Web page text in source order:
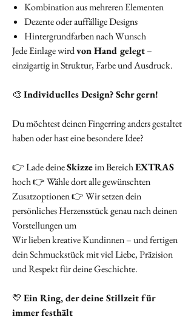
Kombination aus mehreren Elementen
Dezente oder auffällige Designs
Hintergrundfarben nach Wunsch
Jede Einlage wirdvon Hand gelegt–
einzigartig in Struktur, Farbe und Ausdruck.
🎨 Individuelles Design? Sehr gern!
Du möchtest deinen Fingerring anders gestaltet
haben oder hast eine besondere Idee?
👉 Lade deineSkizzeim BereichEXTRAS
hoch 👉 Wähle dort alle gewünschten
Zusatzoptionen 👉 Wir setzen dein
persönliches Herzensstück genau nach deinen
Vorstellungen um
Wir lieben kreative Kundinnen – und fertigen
dein Schmuckstück mit viel Liebe, Präzision
und Respekt für deine Geschichte.
💛 Ein Ring, der deine Stillzeit für
immer festhält